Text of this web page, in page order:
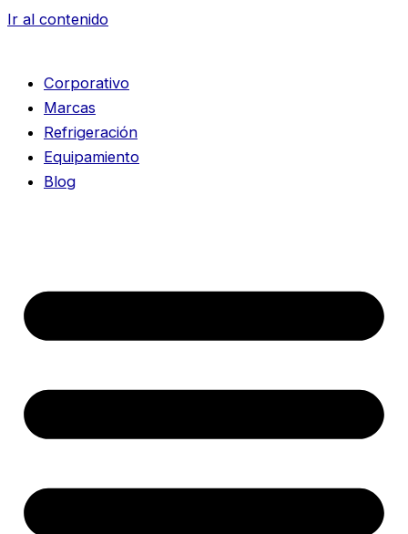
Ir al contenido
Corporativo
Marcas
Refrigeración
Equipamiento
Blog